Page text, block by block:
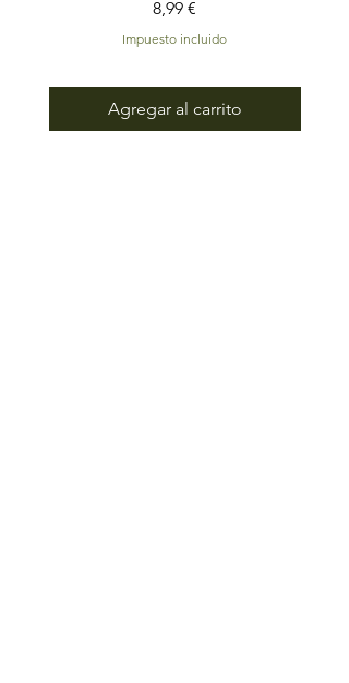
Precio
8,99 €
Impuesto incluido
Agregar al carrito